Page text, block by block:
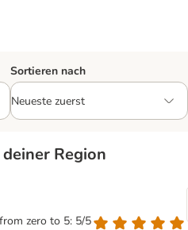
Sortieren nach
Region
zero to 5: 5/5